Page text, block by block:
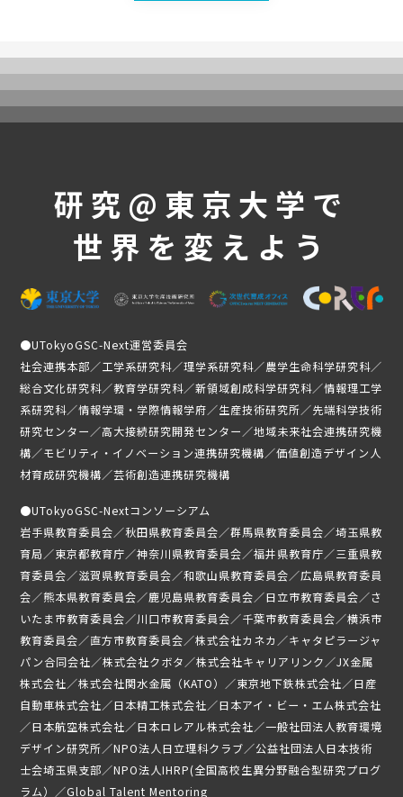
プログラム紹介
第一段階
これまでの活動・成果
講義映像
実績と成果
活動レポート
メンバー紹介
ニュース
募集要項
受講生専用ページ
研究@東京大学で
世界を変えよう
●UTokyoGSC-Next運営委員会
社会連携本部／工学系研究科／理学系研究科／農学生命科学研究科／
総合文化研究科／教育学研究科／新領域創成科学研究科／情報理工学
系研究科／情報学環・学際情報学府／生産技術研究所／先端科学技術
研究センター／高大接続研究開発センター／地域未来社会連携研究機
構／モビリティ・イノベーション連携研究機構／価値創造デザイン人
材育成研究機構／芸術創造連携研究機構
●UTokyoGSC-Nextコンソーシアム
岩手県教育委員会／秋田県教育委員会／群馬県教育委員会／埼玉県教
育局／東京都教育庁／神奈川県教育委員会／福井県教育庁／三重県教
育委員会／滋賀県教育委員会／和歌山県教育委員会／広島県教育委員
会／熊本県教育委員会／鹿児島県教育委員会／日立市教育委員会／さ
いたま市教育委員会／川口市教育委員会／千葉市教育委員会／横浜市
教育委員会／直方市教育委員会／株式会社カネカ／キャタピラージャ
パン合同会社／株式会社クボタ／株式会社キャリアリンク／JX金属
株式会社／株式会社関水金属（KATO）／東京地下鉄株式会社／日産
自動車株式会社／日本精工株式会社／日本アイ・ビー・エム株式会社
／日本航空株式会社／日本ロレアル株式会社／一般社団法人教育環境
デザイン研究所／NPO法人日立理科クラブ／公益社団法人日本技術
士会埼玉県支部／NPO法人IHRP(全国高校生異分野融合型研究プログ
ラム）／Global Talent Mentoring